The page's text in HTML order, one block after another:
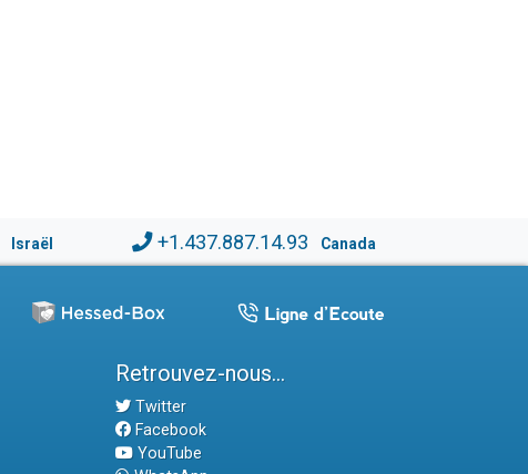
Israël +1.437.887.14.93 Canada
Retrouvez-nous...
Twitter
Facebook
YouTube